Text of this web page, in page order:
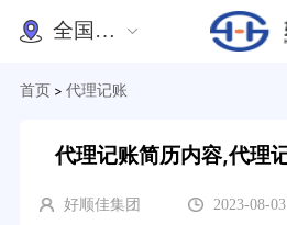
全国办理
首页 > 代理记账
代理记账简历内容,代理
好顺佳集团 2023-08-